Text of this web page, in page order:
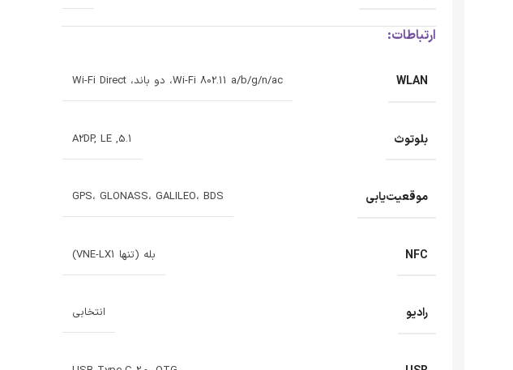
ارتباطات:
WLAN Wi-Fi 802.11 a/b/g/n/ac، دو باند، Wi-Fi Direct
بلوتوث 5.1, A2DP, LE
موقعیت‌یابی GPS، GLONASS، GALILEO، BDS
NFC بله (تنها VNE-LX1)
رادیو انتخابی